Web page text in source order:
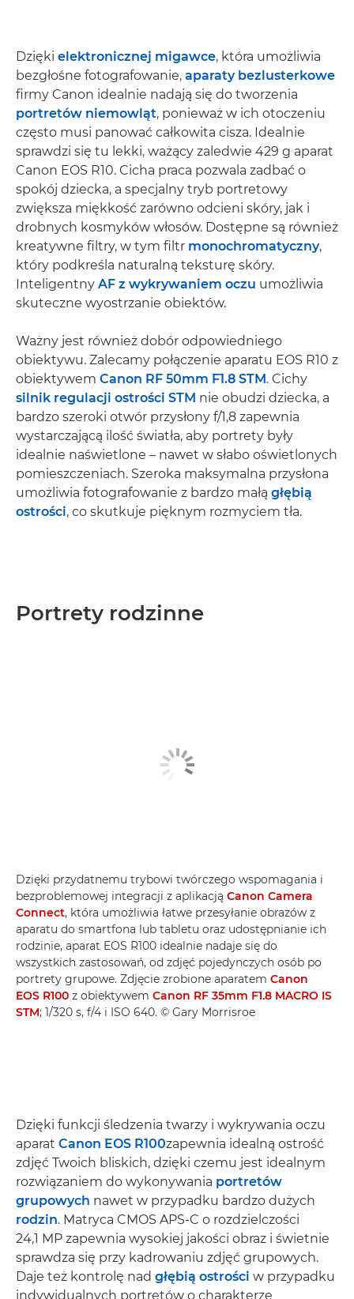
Dzięki elektronicznej migawce, która umożliwia
bezgłośne fotografowanie, aparaty bezlusterkowe
firmy Canon idealnie nadają się do tworzenia
portretów niemowląt, ponieważ w ich otoczeniu
często musi panować całkowita cisza. Idealnie
sprawdzi się tu lekki, ważący zaledwie 429 g aparat
Canon EOS R10. Cicha praca pozwala zadbać o
spokój dziecka, a specjalny tryb portretowy
zwiększa miękkość zarówno odcieni skóry, jak i
drobnych kosmyków włosów. Dostępne są również
kreatywne filtry, w tym filtr monochromatyczny,
który podkreśla naturalną teksturę skóry.
Inteligentny AF z wykrywaniem oczu umożliwia
skuteczne wyostrzanie obiektów.
Ważny jest również dobór odpowiedniego
obiektywu. Zalecamy połączenie aparatu EOS R10 z
obiektywem Canon RF 50mm F1.8 STM. Cichy
silnik regulacji ostrości STM nie obudzi dziecka, a
bardzo szeroki otwór przysłony f/1,8 zapewnia
wystarczającą ilość światła, aby portrety były
idealnie naświetlone – nawet w słabo oświetlonych
pomieszczeniach. Szeroka maksymalna przysłona
umożliwia fotografowanie z bardzo małą głębią
ostrości, co skutkuje pięknym rozmyciem tła.
Portrety rodzinne
Dzięki przydatnemu trybowi twórczego wspomagania i
bezproblemowej integracji z aplikacją Canon Camera
Connect, która umożliwia łatwe przesyłanie obrazów z
aparatu do smartfona lub tabletu oraz udostępnianie ich
rodzinie, aparat EOS R100 idealnie nadaje się do
wszystkich zastosowań, od zdjęć pojedynczych osób po
portrety grupowe. Zdjęcie zrobione aparatem Canon
EOS R100 z obiektywem Canon RF 35mm F1.8 MACRO IS
STM; 1/320 s, f/4 i ISO 640. © Gary Morrisroe
Dzięki funkcji śledzenia twarzy i wykrywania oczu
aparat Canon EOS R100zapewnia idealną ostrość
zdjęć Twoich bliskich, dzięki czemu jest idealnym
rozwiązaniem do wykonywania portretów
grupowych nawet w przypadku bardzo dużych
rodzin. Matryca CMOS APS-C o rozdzielczości
24,1 MP zapewnia wysokiej jakości obraz i świetnie
sprawdza się przy kadrowaniu zdjęć grupowych.
Daje też kontrolę nad głębią ostrości w przypadku
indywidualnych portretów o charakterze